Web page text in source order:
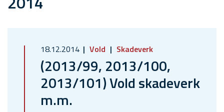
18.12.2014 Vold Skadeverk
(2013/99, 2013/100,
2013/101) Vold skadeverk
m.m.